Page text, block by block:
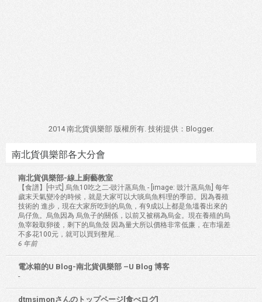
2014 南北貨俱樂部 版權所有. 技術提供： Blogger.
南北貨俱樂部各大分會
南北貨俱樂部-線上廚藝教室
【食譜】[中式] 烏魚10吃之二-豉汁蒸烏魚 - [image: 豉汁蒸烏魚] 每年
歲末天氣變冷的時候，就是大家可以大啖烏魚料理的季節。因為養殖
技術的 進步，現在大家所吃到的烏魚，有9成以上都是魚塭養出來的
烏仔魚。烏魚因為 烏魚子的關係，以前又被稱為烏金。現在養殖的烏
魚宰殺取卵後，剩下的烏魚殼 因為量大所以價格非常低廉，在市場差
不多花100元，就可以買到整尾...
6 年前
電冰箱的U Blog-南北貨俱樂部 –U Blog 博客
-
dtmsimonさんのトップページ[食べログ]